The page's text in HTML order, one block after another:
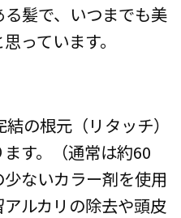
髪で、いつまでも美
っています。
の根元（リタッチ）
す。（通常は約60
ないカラー剤を使用
ルカリの除去や頭皮